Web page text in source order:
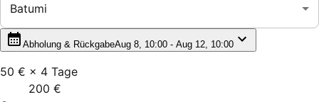
Batumi
Abholung & RückgabeAug 8, 10:00 - Aug 12, 10:00
50 € × 4 Tage
200 €